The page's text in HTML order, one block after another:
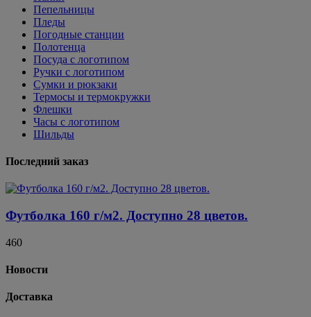
Пепельницы
Пледы
Погодные станции
Полотенца
Посуда с логотипом
Ручки с логотипом
Сумки и рюкзаки
Термосы и термокружки
Флешки
Часы с логотипом
Шильды
Последний заказ
Футболка 160 г/м2. Доступно 28 цветов.
460
Новости
Доставка